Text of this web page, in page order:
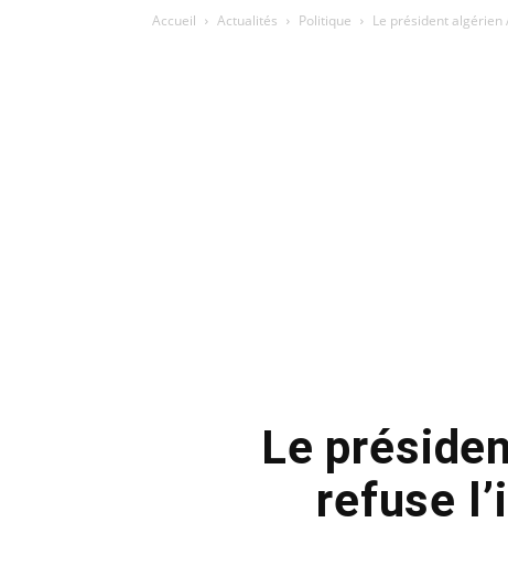
Accueil Actualités Politique Le président algérien
Le
refuse